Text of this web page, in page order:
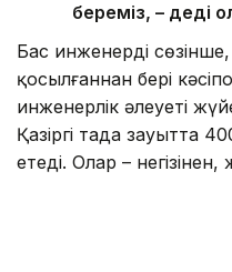
береміз, – деді
Бас инженердің
қосылғаннан бері
инженерлік әлеуеті
Қазіргі таңда зауытта
етеді. Олар – негізінен,